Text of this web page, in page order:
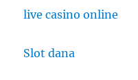
live casino online
Slot dana